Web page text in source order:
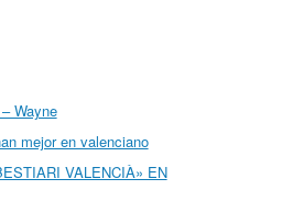
Wayne
mejor en valenciano
VALENCIÀ» EN